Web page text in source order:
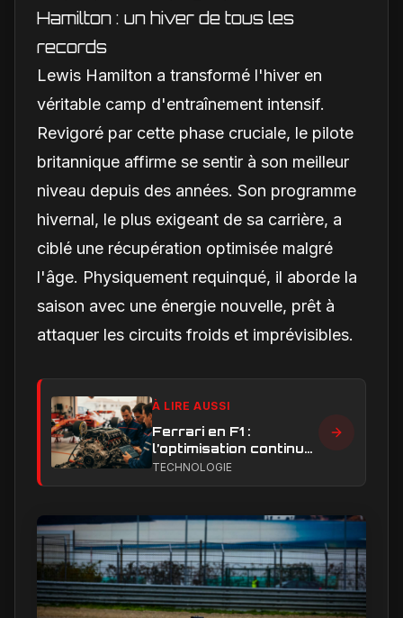
Hamilton : un hiver de tous les
records
Lewis Hamilton a transformé l'hiver en
véritable camp d'entraînement intensif.
Revigoré par cette phase cruciale, le pilote
britannique affirme se sentir à son meilleur
niveau depuis des années. Son programme
hivernal, le plus exigeant de sa carrière, a
ciblé une récupération optimisée malgré
l'âge. Physiquement requinqué, il aborde la
saison avec une énergie nouvelle, prêt à
attaquer les circuits froids et imprévisibles.
À LIRE AUSSI
Ferrari en F1 :
l’optimisation continue,
clé de la remontée et
TECHNOLOGIE